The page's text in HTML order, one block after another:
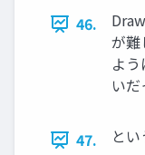
46.
が難
よ
い
47. と